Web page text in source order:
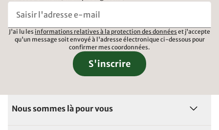
J'ai lu les informations relatives à la protection des données et j'accepte
qu'un message soit envoyé à l'adresse électronique ci-dessous pour
confirmer mes coordonnées.
S'inscrire
Nous sommes là pour vous